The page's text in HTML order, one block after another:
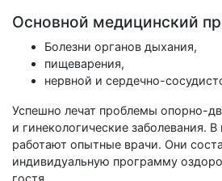
Основной медицинский
Болезни органов дыхания,
пищеварения,
нервной и сердечно-
Успешно лечат проблемы опорно-
и гинекологические заболевания.
работают опытные врачи. Они
индивидуальную программу
гостя.